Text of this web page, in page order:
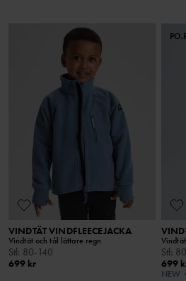
VINDTÄT VINDFLEECEJACKA
Vindtät och tål lättare regn
Stl: 80-140
699 kr
Stl:
699
NEW